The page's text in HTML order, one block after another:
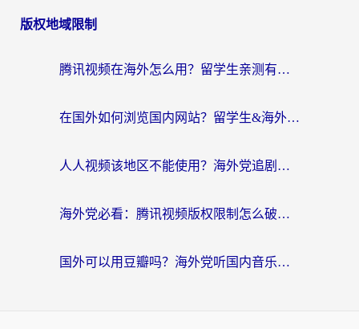
版权地域限制
腾讯视频在海外怎么用？留学生亲测有效的回国加速器攻略
在国外如何浏览国内网站？留学生&海外华人的无缝访问指南
人人视频该地区不能使用？海外党追剧看片的终极解决方案来了
海外党必看：腾讯视频版权限制怎么破？3步让你轻松追剧
国外可以用豆瓣吗？海外党听国内音乐听书的实用指南